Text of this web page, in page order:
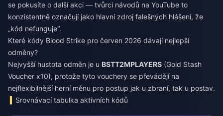
se pokusíte o další akci — tvůrci návodů na YouTube to
konzistentně označují jako hlavní zdroj falešných hlášení, že
„kód nefunguje“.
Které kódy Blood Strike pro červen 2026 dávají nejlepší
odměny?
Nejvyšší hustota odměn je u BSTT2MPLAYERS (Gold Stash
Voucher x10), protože tyto vouchery se převádějí na
nejflexibilnější herní měnu pro postup jak u zbraní, tak u postav.
Srovnávací tabulka aktivních kódů